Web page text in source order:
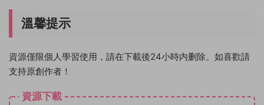
溫馨提示
資源僅限個人學習使用，請在下載後24小時内删除。如喜歡請
支持原創作者！
資源下載